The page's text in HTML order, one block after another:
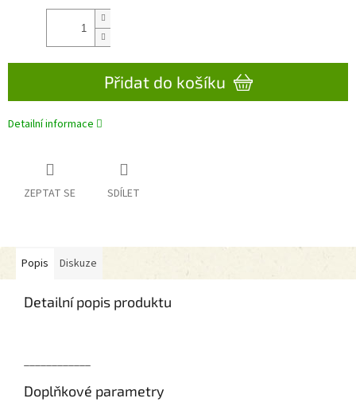
Přidat do košíku
Detailní informace
ZEPTAT SE SDÍLET
Popis Diskuze
Detailní popis produktu
____________
Doplňkové parametry